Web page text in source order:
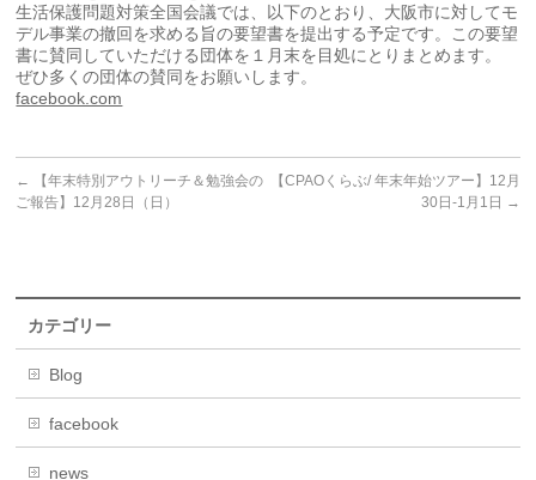
生活保護問題対策全国会議では、以下のとおり、大阪市に対してモ
デル事業の撤回を求める旨の要望書を提出する予定です。この要望
書に賛同していただける団体を１月末を目処にとりまとめます。
ぜひ多くの団体の賛同をお願いします。
facebook.com
←
【年末特別アウトリーチ＆勉強会の
ご報告】12月28日（日）
【CPAOくらぶ/ 年末年始ツアー】12月
30日-1月1日 →
カテゴリー
Blog
facebook
news